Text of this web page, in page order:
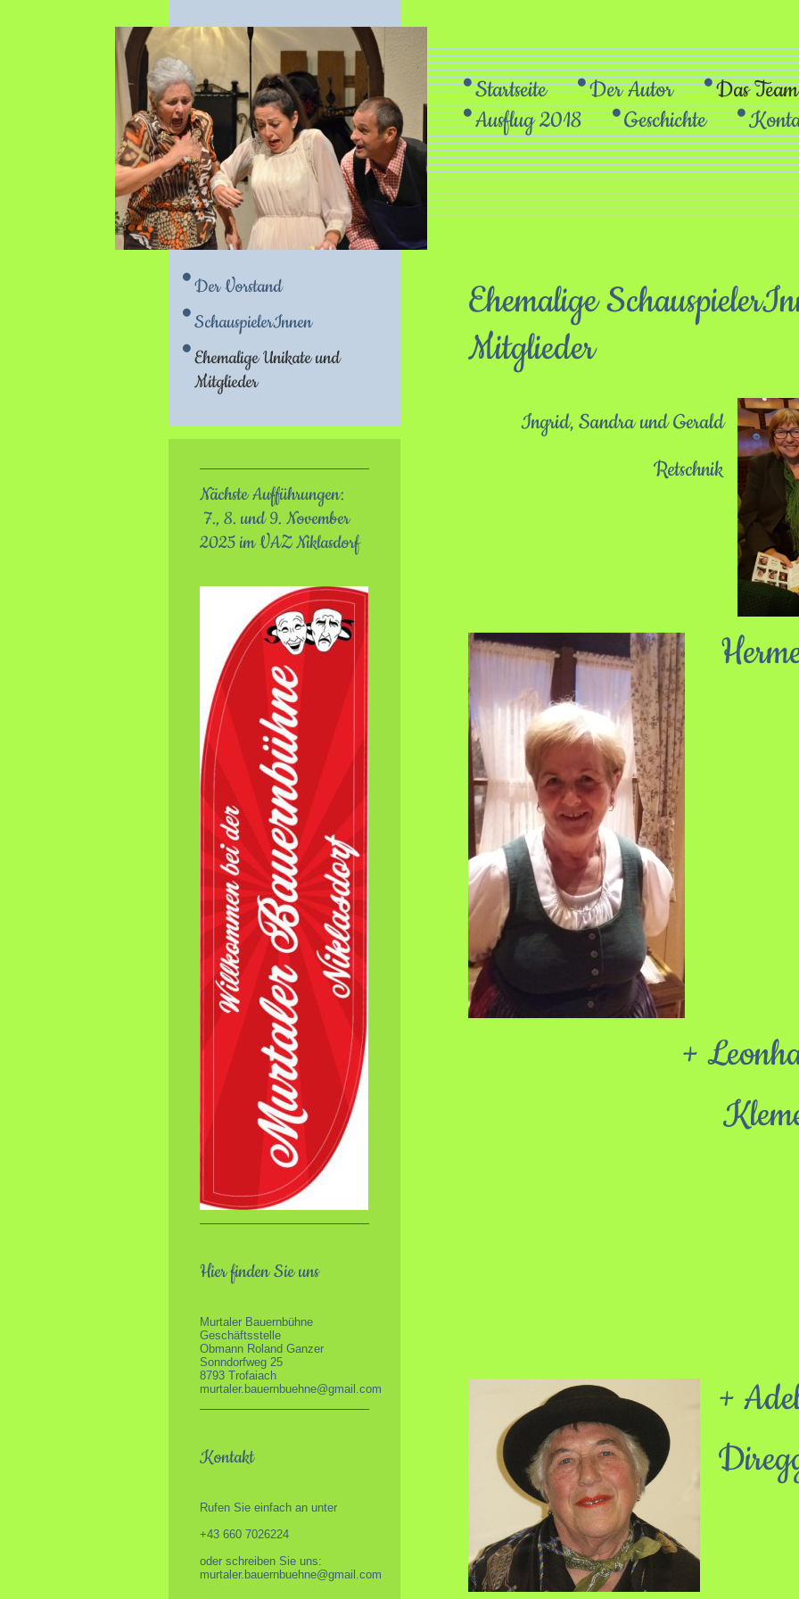
Der Vorstand
SchauspielerInnen
Ehemalige Unikate und
Mitglieder
Nächste Aufführungen:
7., 8. und 9. November
2025 im VAZ Niklasdorf
Hier finden Sie uns
Murtaler Bauernbühne
Geschäftsstelle
Obmann Roland Ganzer
Sonndorfweg 25
8793 Trofaiach
murtaler.bauernbuehne@gmail.com
Kontakt
Rufen Sie einfach an unter
+43 660 7026224
oder schreiben Sie uns:
murtaler.bauernbuehne@gmail.com
Startseite Der Autor
Das Team
Ausflug 2018
Geschichte
Ehemalige
Mitglieder
Ingrid, Sandra und Gerald
Retschnik
+
+